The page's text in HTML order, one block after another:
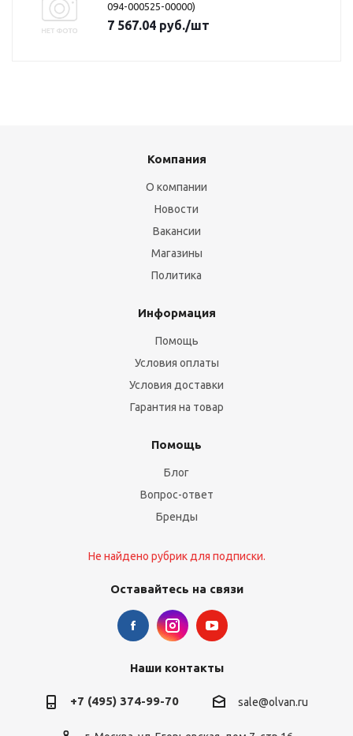
094-000525-00000)
7 567.04 руб./шт
Компания
О компании
Новости
Вакансии
Магазины
Политика
Информация
Помощь
Условия оплаты
Условия доставки
Гарантия на товар
Помощь
Блог
Вопрос-ответ
Бренды
Не найдено рубрик для подписки.
Оставайтесь на связи
Наши контакты
+7 (495) 374-99-70 sale@olvan.ru